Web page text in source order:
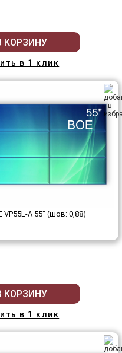
КОРЗИНУ
в 1 клик
VP55L-A 55" (шов: 0,88)
КОРЗИНУ
в 1 клик